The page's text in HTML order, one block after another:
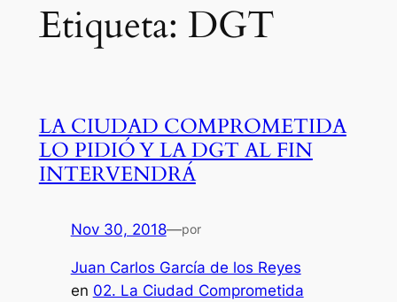
Etiqueta: DGT
LA CIUDAD COMPROMETIDA
LO PIDIÓ Y LA DGT AL FIN
INTERVENDRÁ
Nov 30, 2018—por
Juan Carlos García de los Reyes
en 02. La Ciudad Comprometida